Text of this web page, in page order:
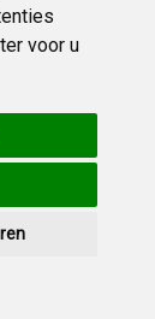
voor u